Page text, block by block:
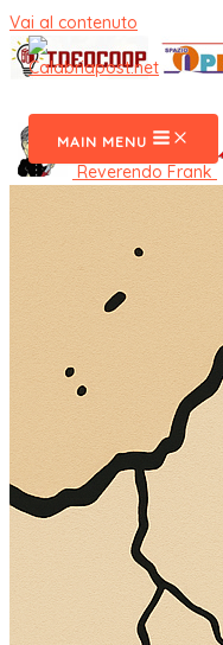
Vai al contenuto
MAIN MENU
Reverendo Frank